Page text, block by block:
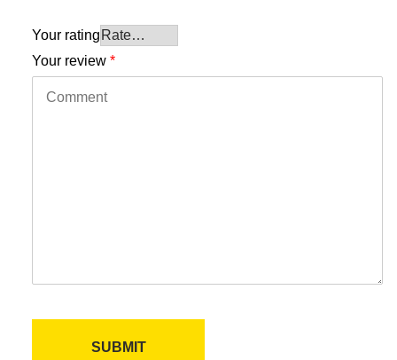
Your rating
Your review *
SUBMIT